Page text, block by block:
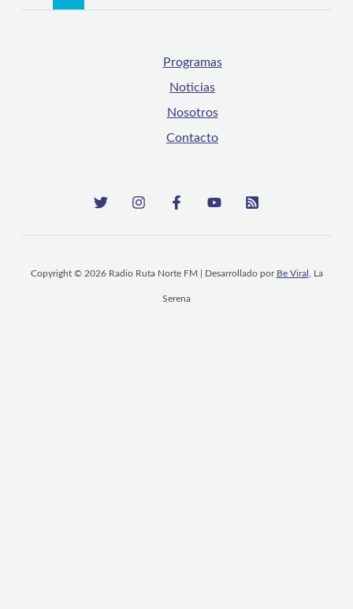
Programas
Noticias
Nosotros
Contacto
Copyright © 2026 Radio Ruta Norte FM | Desarrollado por Be Viral , La
Serena